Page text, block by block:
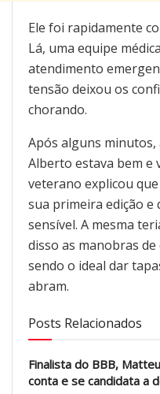
Ele foi rapidamente
Lá, uma equipe
atendimento
tensão deixou os
chorando.
Após alguns
Alberto estava bem e
veterano explicou
sua primeira edição
sensível. A mesma
disso as manobras
sendo o ideal dar
abram.
Posts Relacionados
Finalista do BBB,
conta e se candidata a